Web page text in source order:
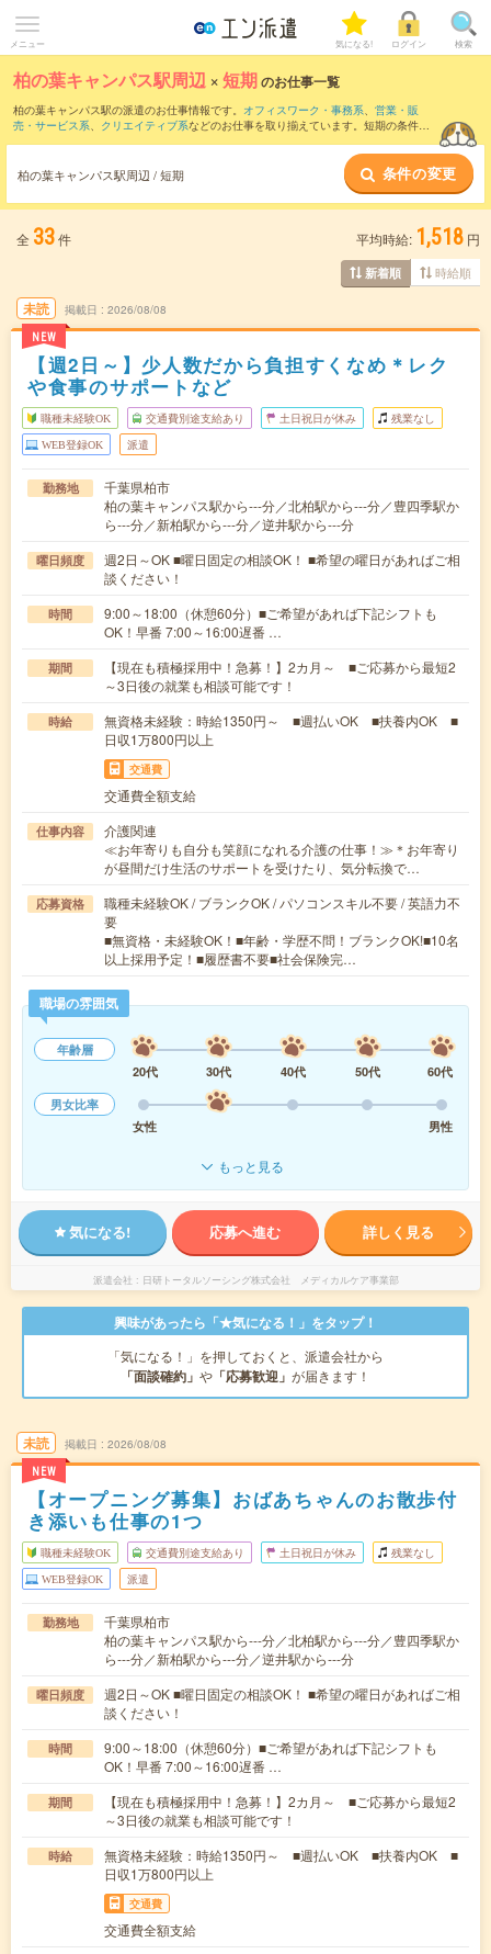
メニュー 気になる! ログイン 検索
柏の葉キャンパス駅周辺 ×短期のお仕事一覧
柏の葉キャンパス駅の派遣のお仕事情報です。 オフィスワーク・事務系、 営業・販
売・サービス系、 クリエイティブ系などのお仕事を取り揃えています。短期の条件の
柏の葉キャンパス駅周辺 / 短期 条件の変更
全 33件 平均時給: 1,518 円
新着順 時給順
未読
NEW
掲載日 2026/08/08
【週2日～】少人数だから負担すくなめ＊レク
や食事のサポートなど
職種未経験OK 交通費別途支給あり 土日祝日が休み 残業なし
WEB登録OK 派遣
勤務地
千葉県柏市
柏の葉キャンパス駅から---分／北柏駅から---分／豊四季駅か
ら---分／新柏駅から---分／逆井駅から---分
曜日頻度
週2日～OK ■曜日固定の相談OK！ ■希望の曜日があればご相
談ください！
時間
9:00～18:00（休憩60分）■ご希望があれば下記シフトも
OK！早番 7:00～16:00遅番 …
期間
【現在も積極採用中！急募！】2カ月～ ■ご応募から最短2
～3日後の就業も相談可能です！
時給
無資格未経験：時給1350円～ ■週払いOK ■扶養内OK ■
日収1万800円以上
交通費
交通費全額支給
仕事内容
介護関連
≪お年寄りも自分も笑顔になれる介護の仕事！≫＊お年寄り
が昼間だけ生活のサポートを受けたり、気分転換で…
応募資格
職種未経験OK / ブランクOK / パソコンスキル不要 / 英語力不
要
■無資格・未経験OK！■年齢・学歴不問！ブランクOK!■10名
以上採用予定！■履歴書不要■社会保険完…
職場の雰囲気
年齢層
20代
30代 40代 50代
60代
男女比率
女性
男性
もっと見る
気になる! 応募へ進む 詳しく見る
派遣会社 日研トータルソーシング株式会社 メディカルケア事業部
興味があったら「★気になる！」をタップ！
「気になる！」を押しておくと、派遣会社から
「面談確約」 や 「応募歓迎」 が届きます！
未読
NEW
掲載日 2026/08/08
【オープニング募集】おばあちゃんのお散歩付
き添いも仕事の1つ
職種未経験OK 交通費別途支給あり 土日祝日が休み 残業なし
WEB登録OK 派遣
勤務地
千葉県柏市
柏の葉キャンパス駅から---分／北柏駅から---分／豊四季駅か
ら---分／新柏駅から---分／逆井駅から---分
曜日頻度
週2日～OK ■曜日固定の相談OK！ ■希望の曜日があればご相
談ください！
時間
9:00～18:00（休憩60分）■ご希望があれば下記シフトも
OK！早番 7:00～16:00遅番 …
期間
【現在も積極採用中！急募！】2カ月～ ■ご応募から最短2
～3日後の就業も相談可能です！
時給
無資格未経験：時給1350円～ ■週払いOK ■扶養内OK ■
日収1万800円以上
交通費
交通費全額支給